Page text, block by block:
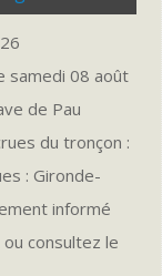
samedi 08 août
de Pau
du tronçon :
: Gironde-
informé
consultez le